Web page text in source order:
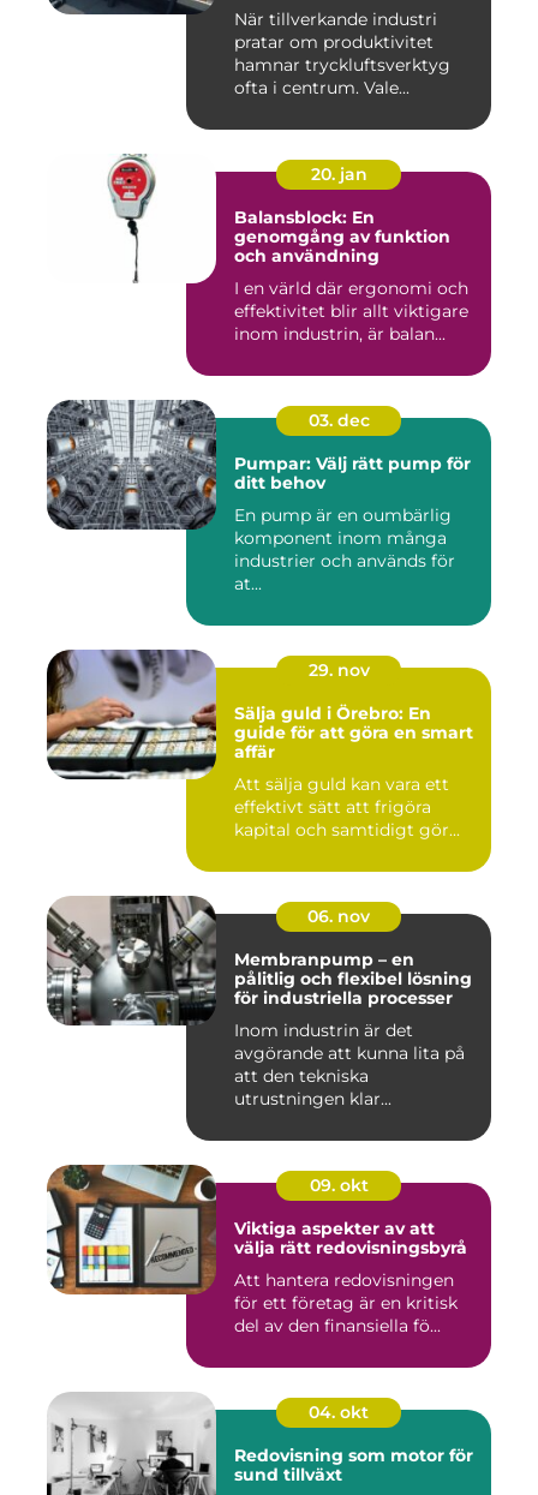
När tillverkande industri
pratar om produktivitet
hamnar tryckluftsverktyg
ofta i centrum. Vale...
20. jan
Balansblock: En
genomgång av funktion
och användning
I en värld där ergonomi och
effektivitet blir allt viktigare
inom industrin, är balan...
03. dec
Pumpar: Välj rätt pump för
ditt behov
En pump är en oumbärlig
komponent inom många
industrier och används för
at...
29. nov
Sälja guld i Örebro: En
guide för att göra en smart
affär
Att sälja guld kan vara ett
effektivt sätt att frigöra
kapital och samtidigt gör...
06. nov
Membranpump – en
pålitlig och flexibel lösning
för industriella processer
Inom industrin är det
avgörande att kunna lita på
att den tekniska
utrustningen klar...
09. okt
Viktiga aspekter av att
välja rätt redovisningsbyrå
Att hantera redovisningen
för ett företag är en kritisk
del av den finansiella fö...
04. okt
Redovisning som motor för
sund tillväxt